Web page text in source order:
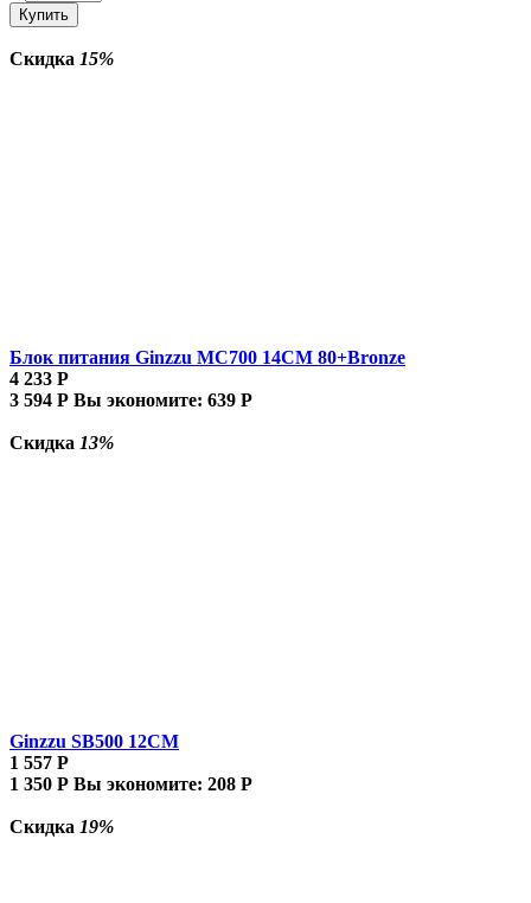
Купить
Скидка 15%
Блок питания Ginzzu MC700 14CM 80+Bronze
4 233 Р
3 594 Р Вы экономите: 639 Р
Скидка 13%
Ginzzu SB500 12CM
1 557 Р
1 350 Р Вы экономите: 208 Р
Скидка 19%